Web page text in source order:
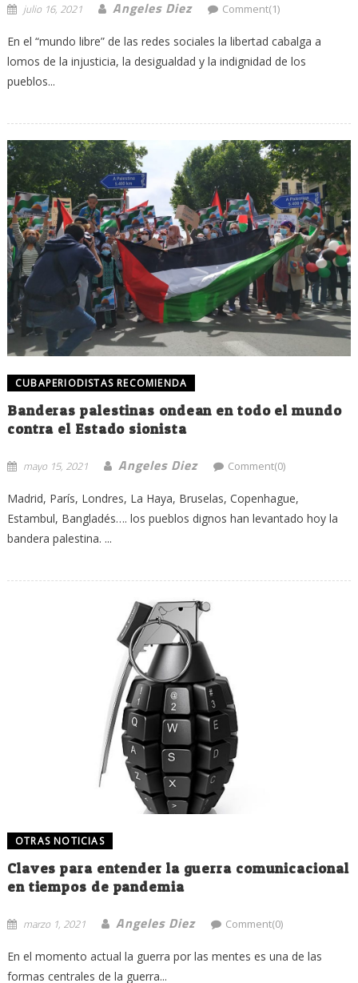
julio 16, 2021 Angeles Diez Comment(1)
En el “mundo libre” de las redes sociales la libertad cabalga a
lomos de la injusticia, la desigualdad y la indignidad de los
pueblos...
CUBAPERIODISTAS RECOMIENDA
Banderas palestinas ondean en todo el mundo
contra el Estado sionista
mayo 15, 2021 Angeles Diez Comment(0)
Madrid, París, Londres, La Haya, Bruselas, Copenhague,
Estambul, Bangladés…. los pueblos dignos han levantado hoy la
bandera palestina. ...
OTRAS NOTICIAS
Claves para entender la guerra comunicacional
en tiempos de pandemia
marzo 1, 2021 Angeles Diez Comment(0)
En el momento actual la guerra por las mentes es una de las
formas centrales de la guerra...